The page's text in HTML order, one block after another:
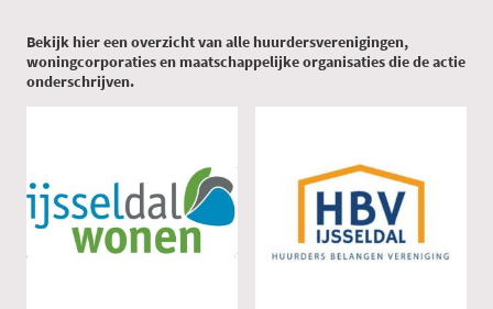
Bekijk hier een overzicht van alle huurdersverenigingen,
woningcorporaties en maatschappelijke organisaties die de actie
onderschrijven.